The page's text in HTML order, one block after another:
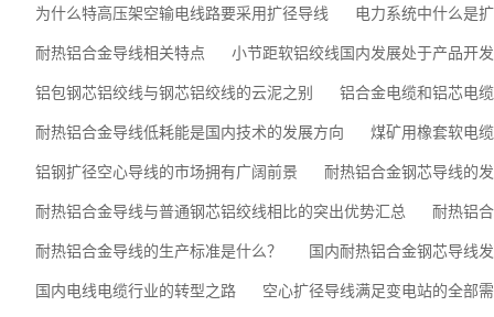
为什么特高压架空输电线路要采用扩径导线
电力系统中什么是
耐热铝合金导线相关特点
小节距软铝绞线国内发展处于产品开
铝包钢芯铝绞线与钢芯铝绞线的云泥之别
铝合金电缆和铝芯电
耐热铝合金导线低耗能是国内技术的发展方向
煤矿用橡套软电
铝钢扩径空心导线的市场拥有广阔前景
耐热铝合金钢芯导线的
耐热铝合金导线与普通钢芯铝绞线相比的突出优势汇总
耐热铝
耐热铝合金导线的生产标准是什么？
国内耐热铝合金钢芯导线
国内电线电缆行业的转型之路
空心扩径导线满足变电站的全部